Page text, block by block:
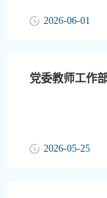
2026-06-01
2026-05-25